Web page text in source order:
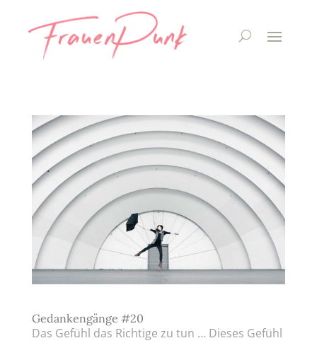
Gedankengänge #20
Das Gefühl das Richtige zu tun … Dieses Gefühl